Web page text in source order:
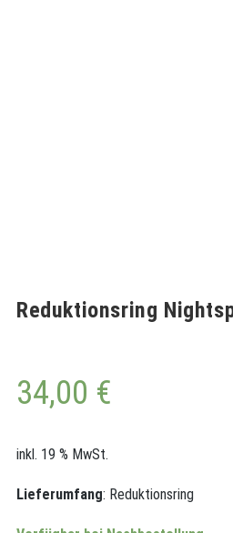
Reduktionsring
34,00 €
inkl. 19 % MwSt.
Lieferumfang: Reduktionsring